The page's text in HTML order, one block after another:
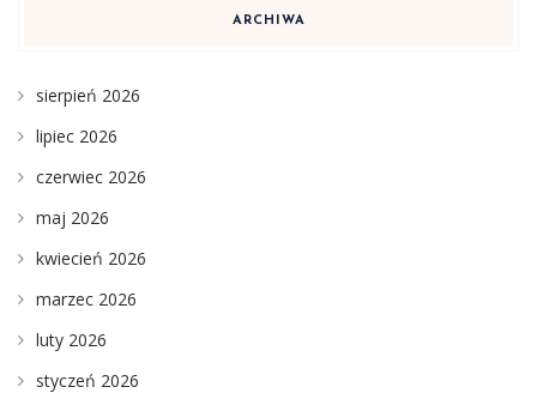
ARCHIWA
sierpień 2026
lipiec 2026
czerwiec 2026
maj 2026
kwiecień 2026
marzec 2026
luty 2026
styczeń 2026